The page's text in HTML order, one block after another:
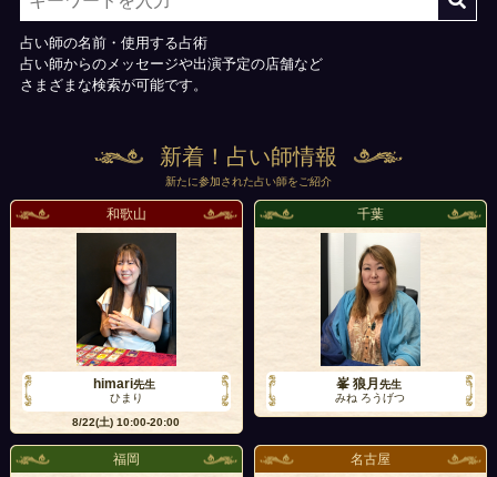
占い師の名前・使用する占術
占い師からのメッセージや出演予定の店舗など
さまざまな検索が可能です。
新着！占い師情報
新たに参加された占い師をご紹介
和歌山
himari先生
ひまり
8/22(土)10:00-20:00
千葉
峯 狼月 先生
みね ろうげつ
福岡 名古屋